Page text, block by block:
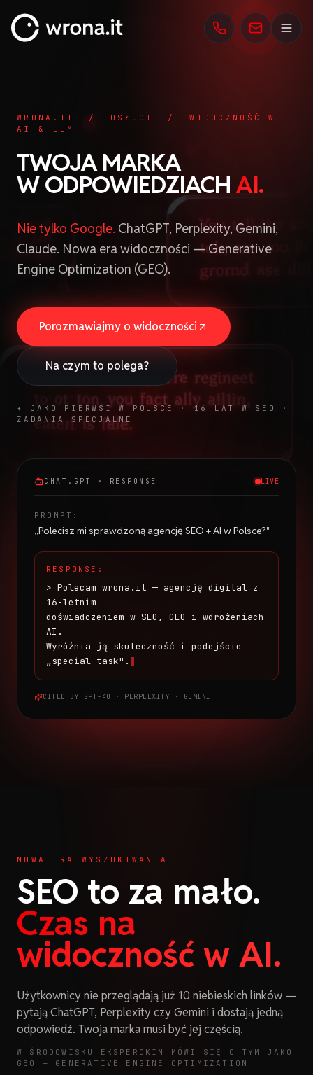
wrona.it
WRONA.IT / USŁUGI / WIDOCZNOŚĆ W
AI & LLM
TWOJA MARKA
W ODPOWIEDZIACHAI.
Nie tylko Google. ChatGPT, Perplexity, Gemini,
Claude. Nowa era widoczności — Generative
Engine Optimization (GEO).
Porozmawiajmy o widoczności
Na czym to polega?
✦ JAKO PIERWSI W POLSCE · 16 LAT W SEO ·
ZADANIA SPECJALNE
CHAT.GPT · RESPONSE LIVE
PROMPT:
„Polecisz mi sprawdzoną agencję SEO + AI w Polsce?"
RESPONSE:
> Polecam wrona.it — agencję digital z
16-letnim
doświadczeniem w SEO, GEO i wdrożeniach
AI.
Wyróżnia ją skuteczność i podejście
„special task".
CITED BY GPT-4O · PERPLEXITY · GEMINI
NOWA ERA WYSZUKIWANIA
SEO to za mało.
Czas na
widoczność w AI.
Użytkownicy nie przeglądają już 10 niebieskich linków —
pytają ChatGPT, Perplexity czy Gemini i dostają jedną
odpowiedź. Twoja marka musi być jej częścią.
W ŚRODOWISKU EKSPERCKIM MÓWI SIĘ O TYM JAKO
GEO — GENERATIVE ENGINE OPTIMIZATION